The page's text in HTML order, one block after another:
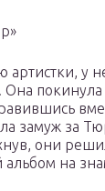
у
покинула
замуж за
они
на